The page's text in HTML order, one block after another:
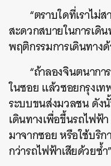
“ตราบใดที่เราไ
สะดวกสบายในการเดิ
พฤติกรรมการเดินทาง
“ถ้าลองจินตนาก
ในซอย แล้วซอยกรุงเ
ระบบขนส่งมวลชน ดัง
เดินทางเพื่อขึ้นรถไฟฟ้
มาจากซอย หรือใช้บริ
กว่ารถไฟฟ้าเสียด้วยซ้ำ”